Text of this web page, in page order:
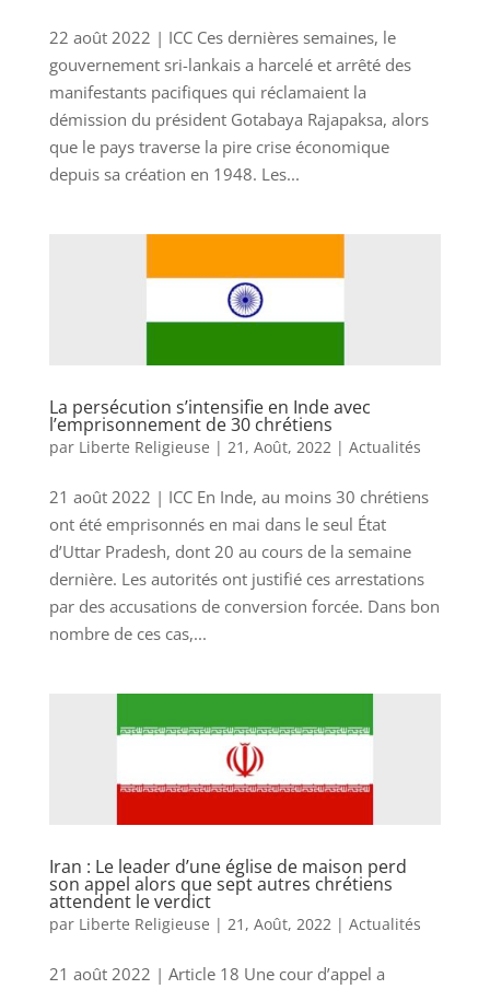
22 août 2022 | ICC Ces dernières semaines, le
gouvernement sri-lankais a harcelé et arrêté des
manifestants pacifiques qui réclamaient la
démission du président Gotabaya Rajapaksa, alors
que le pays traverse la pire crise économique
depuis sa création en 1948. Les...
La persécution s’intensifie en Inde avec
l’emprisonnement de 30 chrétiens
par Liberte Religieuse | 21, Août, 2022| Actualités
21 août 2022 | ICC En Inde, au moins 30 chrétiens
ont été emprisonnés en mai dans le seul État
d’Uttar Pradesh, dont 20 au cours de la semaine
dernière. Les autorités ont justifié ces arrestations
par des accusations de conversion forcée. Dans bon
nombre de ces cas,...
Iran : Le leader d’une église de maison perd
son appel alors que sept autres chrétiens
attendent le verdict
par Liberte Religieuse | 21, Août, 2022| Actualités
21 août 2022 | Article 18 Une cour d’appel a